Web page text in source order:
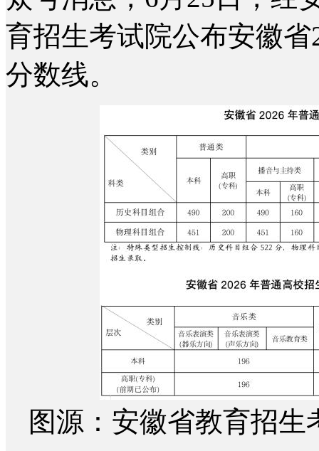
育招生考试院公布安徽
分数线。
图源：安徽省教育招生